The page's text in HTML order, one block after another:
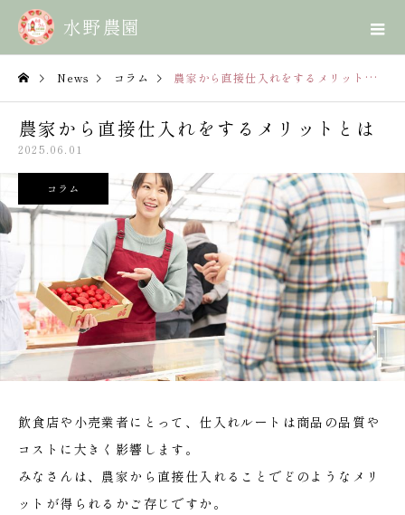
News コラム 農家から直接仕入れをするメリットとは
農家から直接仕入れをするメリットとは
2025.06.01
コラム
飲食店や小売業者にとって、仕入れルートは商品の品質や
コストに大きく影響します。
みなさんは、農家から直接仕入れることでどのようなメリ
ットが得られるかご存じですか。